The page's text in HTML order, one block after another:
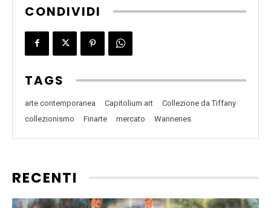
CONDIVIDI
TAGS
arte contemporanea Capitolium art
Collezione da Tiffany
collezionismo
Finarte mercato Wannenes
RECENTI